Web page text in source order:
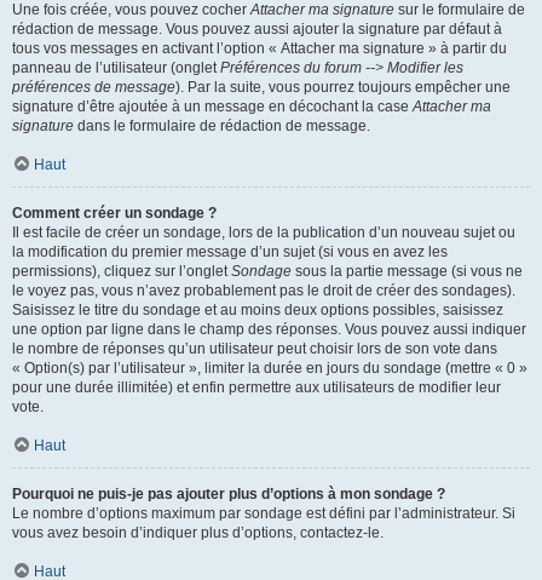
Une fois créée, vous pouvez cocherAttacher ma signature sur le formulaire de
rédaction de message. Vous pouvez aussi ajouter la signature par défaut à
tous vos messages en activant l’option « Attacher ma signature » à partir du
panneau de l’utilisateur (ongletPréférences du forum --> Modifier les
préférences de message). Par la suite, vous pourrez toujours empêcher une
signature d’être ajoutée à un message en décochant la caseAttacher ma
signature dans le formulaire de rédaction de message.
Haut
Comment créer un sondage ?
Il est facile de créer un sondage, lors de la publication d’un nouveau sujet ou
la modification du premier message d’un sujet (si vous en avez les
permissions), cliquez sur l’ongletSondage sous la partie message (si vous ne
le voyez pas, vous n’avez probablement pas le droit de créer des sondages).
Saisissez le titre du sondage et au moins deux options possibles, saisissez
une option par ligne dans le champ des réponses. Vous pouvez aussi indiquer
le nombre de réponses qu’un utilisateur peut choisir lors de son vote dans
« Option(s) par l’utilisateur », limiter la durée en jours du sondage (mettre « 0 »
pour une durée illimitée) et enfin permettre aux utilisateurs de modifier leur
vote.
Haut
Pourquoi ne puis-je pas ajouter plus d’options à mon sondage ?
Le nombre d’options maximum par sondage est défini par l’administrateur. Si
vous avez besoin d’indiquer plus d’options, contactez-le.
Haut